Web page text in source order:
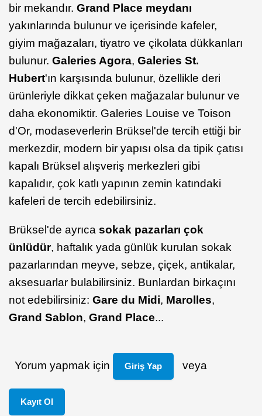
bir mekandır. Grand Place meydanı
yakınlarında bulunur ve içerisinde kafeler,
giyim mağazaları, tiyatro ve çikolata dükkanları
bulunur. Galeries Agora, Galeries St.
Hubert'ın karşısında bulunur, özellikle deri
ürünleriyle dikkat çeken mağazalar bulunur ve
daha ekonomiktir. Galeries Louise ve Toison
d'Or, modaseverlerin Brüksel'de tercih ettiği bir
merkezdir, modern bir yapısı olsa da tipik çatısı
kapalı Brüksel alışveriş merkezleri gibi
kapalıdır, çok katlı yapının zemin katındaki
kafeleri de tercih edebilirsiniz.
Brüksel'de ayrıca sokak pazarları çok
ünlüdür, haftalık yada günlük kurulan sokak
pazarlarından meyve, sebze, çiçek, antikalar,
aksesuarlar bulabilirsiniz. Bunlardan birkaçını
not edebilirsiniz: Gare du Midi, Marolles,
Grand Sablon, Grand Place...
Yorum yapmak için Giriş Yap veya
Kayıt Ol